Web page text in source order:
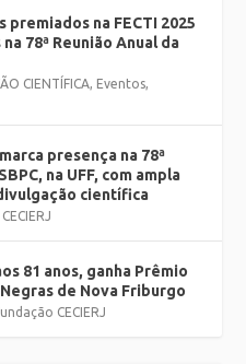
premiados na FECTI 2025
78ª Reunião Anual da
CIENTÍFICA, Eventos,
presença na 78ª
na UFF, com ampla
científica
81 anos, ganha Prêmio
de Nova Friburgo
CECIERJ